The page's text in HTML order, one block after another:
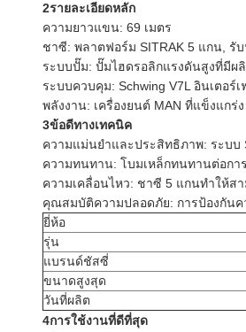
2รายละเอียดหลัก
ความยาวแขน: 69 เมตร
ชาซี: พลาตฟอร์ม SITRAK 5 แกน, รั
ระบบปั๊ม: ปั๊มไฮดรอลิกแรงดันสูงที่มีผ
ระบบควบคุม: Schwing V7L อินเตอ
พลังงาน: เครื่องยนต์ MAN ที่แข็งแกร่
3ข้อดีทางเทคนิค
ความแม่นยําและประสิทธิภาพ: ระบบ
ความทนทาน: โบมเหล็กทนทานต่อกา
ความเคลื่อนไหว: ชาซี 5 แกนทําให้ส
คุณสมบัติความปลอดภัย: การป้องกันค
ยี่ห้อ
รุ่น
แบรนด์ชัสซี่
ขนาดสูงสุด
วันที่ผลิต
4การใช้งานที่ดีที่สุด